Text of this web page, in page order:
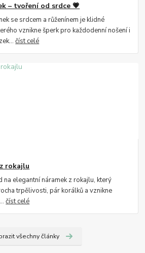
– tvoření od srdce 💗
se srdcem a růženínem je klidné
vznikne šperk pro každodenní nošení i
číst celé
rokajlu
na elegantní náramek z rokajlu, který
trpělivosti, pár korálků a vznikne
číst celé
všechny články